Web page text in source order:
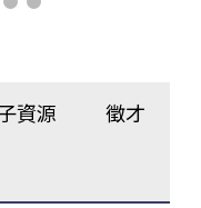
資源 徵才